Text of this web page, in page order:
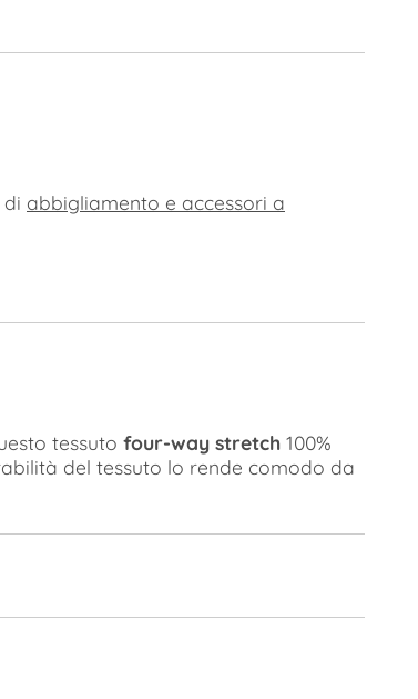
abbigliamento e accessori a
tessuto four-way stretch 100%
del tessuto lo rende comodo da